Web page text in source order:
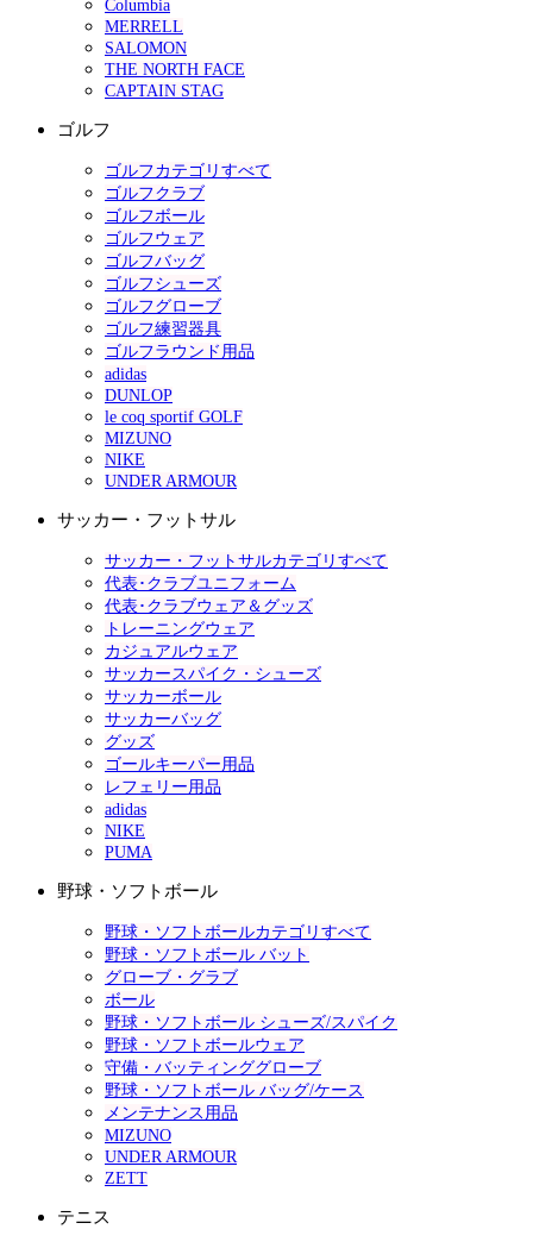
Columbia
MERRELL
SALOMON
THE NORTH FACE
CAPTAIN STAG
ゴルフ
ゴルフカテゴリすべて
ゴルフクラブ
ゴルフボール
ゴルフウェア
ゴルフバッグ
ゴルフシューズ
ゴルフグローブ
ゴルフ練習器具
ゴルフラウンド用品
adidas
DUNLOP
le coq sportif GOLF
MIZUNO
NIKE
UNDER ARMOUR
サッカー・フットサル
サッカー・フットサルカテゴリすべて
代表･クラブユニフォーム
代表･クラブウェア＆グッズ
トレーニングウェア
カジュアルウェア
サッカースパイク・シューズ
サッカーボール
サッカーバッグ
グッズ
ゴールキーパー用品
レフェリー用品
adidas
NIKE
PUMA
野球・ソフトボール
野球・ソフトボールカテゴリすべて
野球・ソフトボール バット
グローブ・グラブ
ボール
野球・ソフトボール シューズ/スパイク
野球・ソフトボールウェア
守備・バッティンググローブ
野球・ソフトボール バッグ/ケース
メンテナンス用品
MIZUNO
UNDER ARMOUR
ZETT
テニス